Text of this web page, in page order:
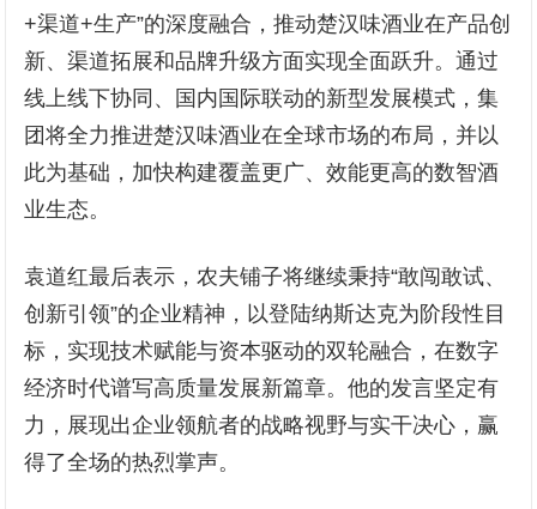
+渠道+生产”的深度融合，推动楚汉味酒业在产品创
新、渠道拓展和品牌升级方面实现全面跃升。通过
线上线下协同、国内国际联动的新型发展模式，集
团将全力推进楚汉味酒业在全球市场的布局，并以
此为基础，加快构建覆盖更广、效能更高的数智酒
业生态。
袁道红最后表示，农夫铺子将继续秉持“敢闯敢试、
创新引领”的企业精神，以登陆纳斯达克为阶段性目
标，实现技术赋能与资本驱动的双轮融合，在数字
经济时代谱写高质量发展新篇章。他的发言坚定有
力，展现出企业领航者的战略视野与实干决心，赢
得了全场的热烈掌声。